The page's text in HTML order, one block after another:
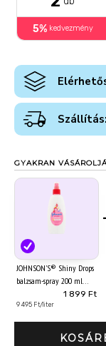
5% kedvezmény
Szállítás:
GYAKRAN
JOHNSON'S® Shiny Drops
balzsam-spray 200 ml
1 899 Ft
9 495 Ft/liter